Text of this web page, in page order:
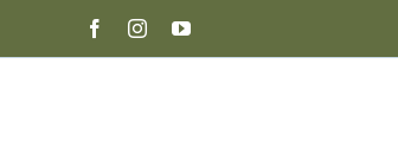
FacebookInstagramYouTube